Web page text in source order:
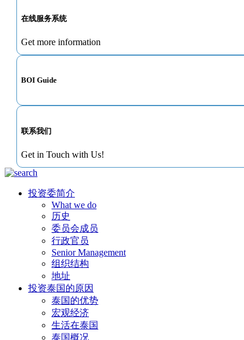
在线服务系统
Get more information
BOI Guide
联系我们
Get in Touch with Us!
投资委简介
What we do
历史
委员会成员
行政官员
Senior Management
组织结构
地址
投资泰国的原因
泰国的优势
宏观经济
生活在泰国
泰国概况